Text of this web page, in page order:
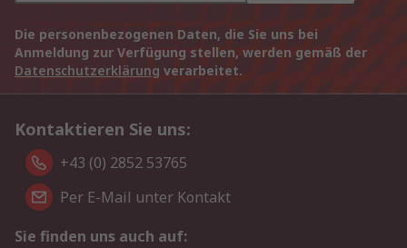
Die personenbezogenen Daten, die Sie uns bei
Anmeldung zur Verfügung stellen, werden gemäß der
Datenschutzerklärung verarbeitet.
Kontaktieren Sie uns:
+43 (0) 2852 53765
Per E-Mail unter Kontakt
Sie finden uns auch auf: